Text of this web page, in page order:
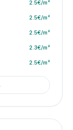
2.5€/m²
2.5€/m²
2.5€/m²
2.3€/m²
2.5€/m²